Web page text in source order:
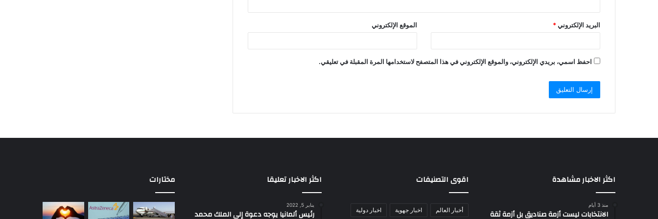
البريد الإلكتروني* الموقع الإلكتروني
احفظ اسمي، بريدي الإلكتروني، والموقع الإلكتروني في هذا المتصفح لاستخدامها المرة المقبلة في تعليقي.
اكثر الاخبار مشاهدة
منذ 3 أيام
الانتخابات ليست أزمة صناديق بل أزمة ثقة
اقوى التصنيفات
أخبار العالم اخبار جهوية اخبار دولية
اكثر الاخبار تعليقا
يناير 5, 2022
رئيس ألمانيا يوجه دعوة إلى الملك محمد
مختارات